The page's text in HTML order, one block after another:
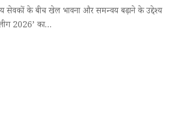
सेवकों के बीच खेल भावना और समन्वय बढ़ाने के उद्देश्य
लीग 2026’ का…